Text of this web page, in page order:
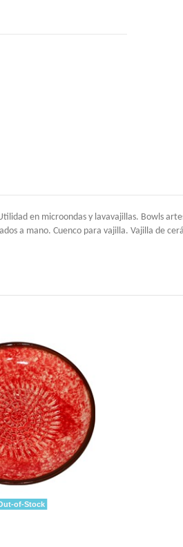
en microondas y lavavajillas. Bowls
a mano. Cuenco para vajilla. Vajilla de
of-Stock